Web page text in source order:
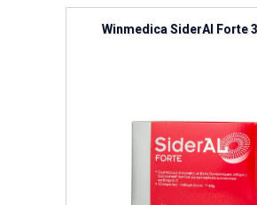
Winmedica SiderAl Forte